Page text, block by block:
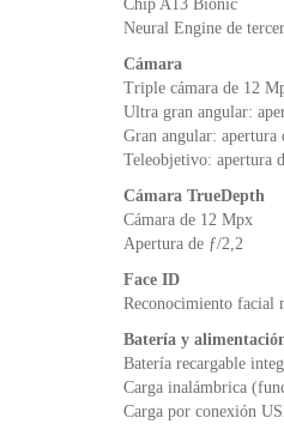
Chip A13 Bionic
Neural Engine de
Cámara
Triple cámara de 12
Ultra gran angular:
Gran angular: apertura
Teleobjetivo: apertura
Cámara TrueDepth
Cámara de 12 Mpx
Apertura de ƒ/2,2
Face ID
Reconocimiento facial
Batería y
Batería recargable
Carga inalámbrica
Carga por conexión